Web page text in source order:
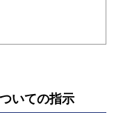
いての指示